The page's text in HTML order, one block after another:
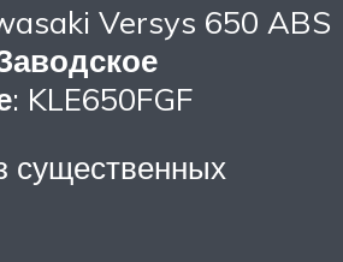
Versys 650 ABS
: KLE650FGF
существенных